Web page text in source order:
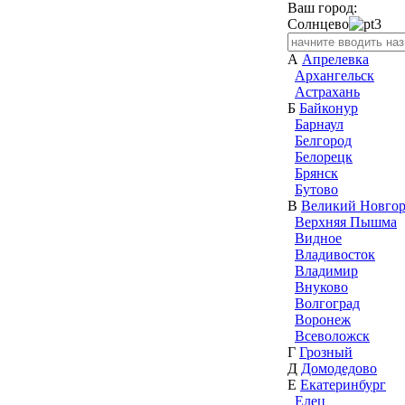
Ваш город:
Солнцево
А Апрелевка
Архангельск
Астрахань
Б Байконур
Барнаул
Белгород
Белорецк
Брянск
Бутово
В Великий
Верхняя Пышма
Видное
Владивосток
Владимир
Внуково
Волгоград
Воронеж
Всеволожск
Г Грозный
Д Домодедово
Е Екатеринбург
Елец